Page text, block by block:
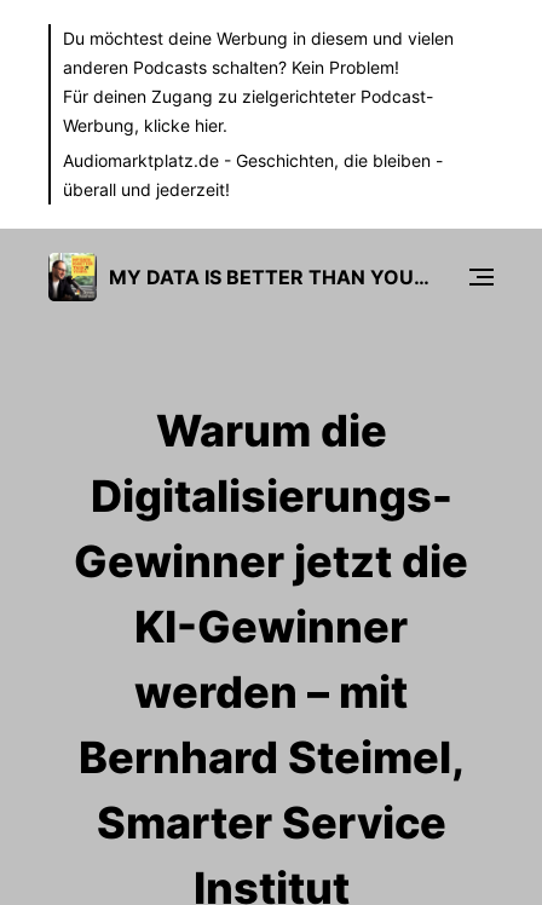
Du möchtest deine Werbung in diesem und vielen
anderen Podcasts schalten? Kein Problem!
Für deinen Zugang zu zielgerichteter Podcast-
Werbung, klicke hier.
Audiomarktplatz.de - Geschichten, die bleiben -
überall und jederzeit!
MY DATA IS BETTER THAN YOURS
Warum die
Digitalisierungs-
Gewinner jetzt die
KI-Gewinner
werden – mit
Bernhard Steimel,
Smarter Service
Institut